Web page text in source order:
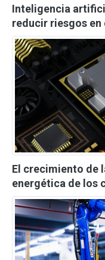
Inteligencia
reducir riesgos
El crecimiento de
energética de los